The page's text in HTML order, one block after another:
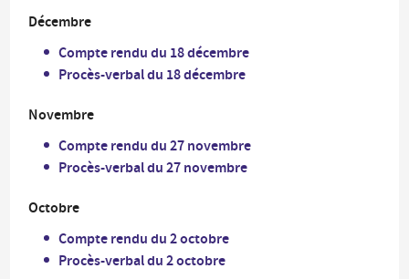
Décembre
Compte rendu du 18 décembre
Procès-verbal du 18 décembre
Novembre
Compte rendu du 27 novembre
Procès-verbal du 27 novembre
Octobre
Compte rendu du 2 octobre
Procès-verbal du 2 octobre